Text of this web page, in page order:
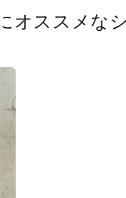
オススメな